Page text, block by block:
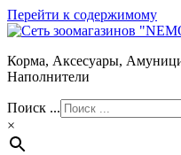
Перейти к содержимому
Корма, Аксесуары,
Наполнители
Поиск ...
×